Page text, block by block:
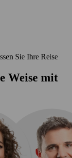
Sie Ihre Reise
Weise mit